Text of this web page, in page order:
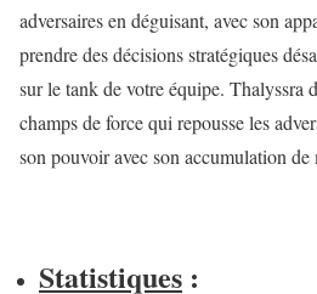
adversaires en déguisant, avec son
prendre des décisions stratégiques
sur le tank de votre équipe. Thalyssra
champs de force qui repousse les
son pouvoir avec son accumulation de
Statistiques :